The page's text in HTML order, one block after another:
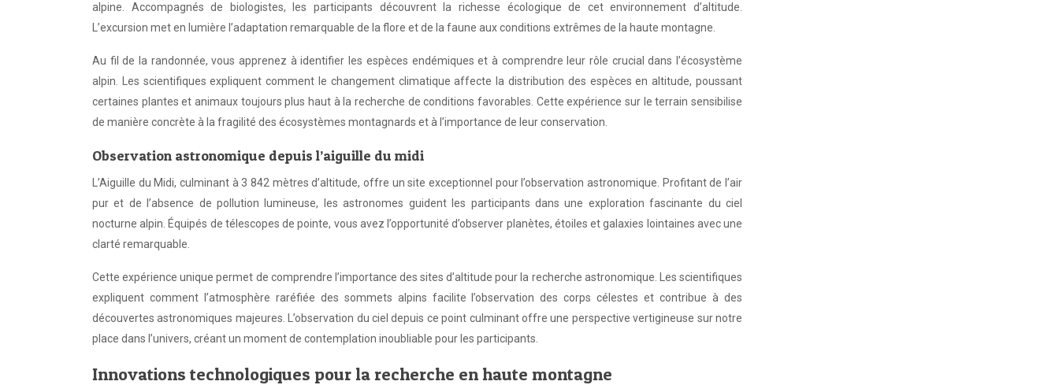
alpine. Accompagnés de biologistes, les participants découvrent la richesse écologique de cet environnement d’altitude.
L’excursion met en lumière l’adaptation remarquable de la flore et de la faune aux conditions extrêmes de la haute montagne.
Au fil de la randonnée, vous apprenez à identifier les espèces endémiques et à comprendre leur rôle crucial dans l’écosystème
alpin. Les scientifiques expliquent comment le changement climatique affecte la distribution des espèces en altitude, poussant
certaines plantes et animaux toujours plus haut à la recherche de conditions favorables. Cette expérience sur le terrain sensibilise
de manière concrète à la fragilité des écosystèmes montagnards et à l’importance de leur conservation.
Observation astronomique depuis l’aiguille du midi
L’Aiguille du Midi, culminant à 3 842 mètres d’altitude, offre un site exceptionnel pour l’observation astronomique. Profitant de l’air
pur et de l’absence de pollution lumineuse, les astronomes guident les participants dans une exploration fascinante du ciel
nocturne alpin. Équipés de télescopes de pointe, vous avez l’opportunité d’observer planètes, étoiles et galaxies lointaines avec une
clarté remarquable.
Cette expérience unique permet de comprendre l’importance des sites d’altitude pour la recherche astronomique. Les scientifiques
expliquent comment l’atmosphère raréfiée des sommets alpins facilite l’observation des corps célestes et contribue à des
découvertes astronomiques majeures. L’observation du ciel depuis ce point culminant offre une perspective vertigineuse sur notre
place dans l’univers, créant un moment de contemplation inoubliable pour les participants.
Innovations technologiques pour la recherche en haute montagne